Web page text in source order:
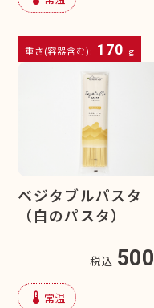
重さ(容器含む): 170 g
ベジタブルパスタ
（白のパスタ）
税込 500
device_thermostat 常温